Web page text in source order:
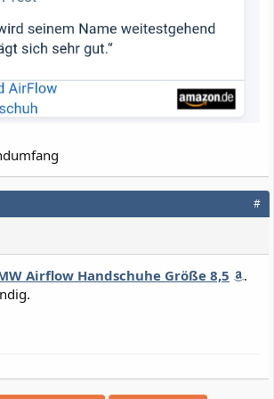
#
Airflow Handschuhe Größe 8,5
.